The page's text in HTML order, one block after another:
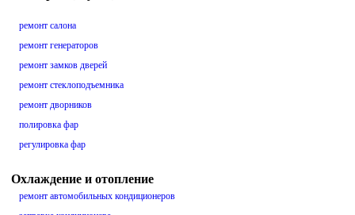
ремонт салона
ремонт генераторов
ремонт замков дверей
ремонт стеклоподъемника
ремонт дворников
полировка фар
регулировка фар
Охлаждение и отопление
ремонт автомобильных кондиционеров